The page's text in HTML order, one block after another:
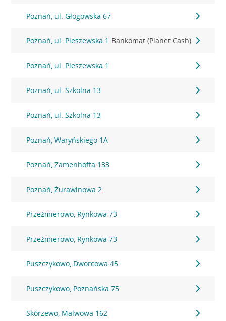
Poznań, ul. Głogowska 67
Poznań, ul. Pleszewska 1 Bankomat (Planet Cash)
Poznań, ul. Pleszewska 1
Poznań, ul. Szkolna 13
Poznań, ul. Szkolna 13
Poznań, Waryńskiego 1A
Poznań, Zamenhoffa 133
Poznań, Żurawinowa 2
Przeźmierowo, Rynkowa 73
Przeźmierowo, Rynkowa 73
Puszczykowo, Dworcowa 45
Puszczykowo, Poznańska 75
Skórzewo, Malwowa 162